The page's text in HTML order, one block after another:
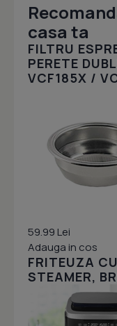
casa ta
FILTRU
PERETE
VCF185X /
59.99 Lei
Adauga in cos
FRITEUZA
STEAMER,